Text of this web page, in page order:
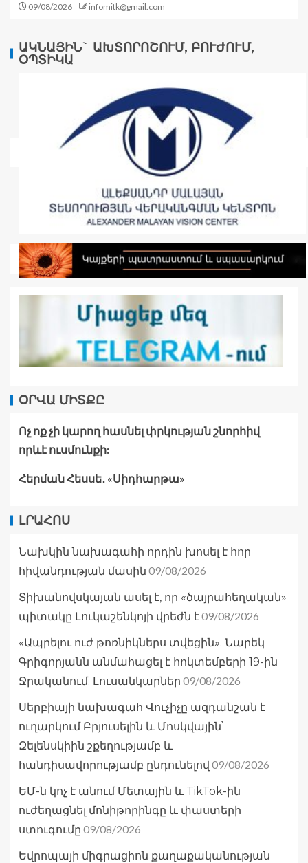
09/08/2026 infomitk@gmail.com
ԱԿՆԱՅԻՆ` ԱԽՏՈՐՈՇՈՒՄ, ԲՈՒԺՈՒՄ,
ՕՊՏԻԿԱ
ՕՐՎԱ ՄԻՏՔԸ
Ոչ ոք չի կարող հասնել փրկության շնորհիվ
որևէ ուսմունքի:
Հերման Հեսսե․ «Սիդհարթա»
ԼՐԱՀՈՍ
Նախկին նախագահի որդին խոսել է հոր
հիվանդության մասին 09/08/2026
Տիխանովսկայան ասել է, որ «ծայրահեղական»
պիտակը Լուկաշենկոյի վրեժն է09/08/2026
«Ապրելու ուժ թոռնիկներս տվեցին». Նարեկ
Գրիգորյանն անմահացել է հոկտեմբերի 19-ին
Ջրականում. Լուսանկարներ 09/08/2026
Սերբիայի նախագահ Վուչիչը ազդանշան է
ուղարկում Բրյուսելին և Մոսկվային՝
Զելենսկիին շքեղությամբ և
հանդիսավորությամբ ընդունելով 09/08/2026
ԵՄ-ն կոչ է անում Մետային և TikTok-ին
ուժեղացնել մոնիթորինգը և փաստերի
ստուգումը 09/08/2026
Եվրոպայի միգրացիոն քաղաքականության